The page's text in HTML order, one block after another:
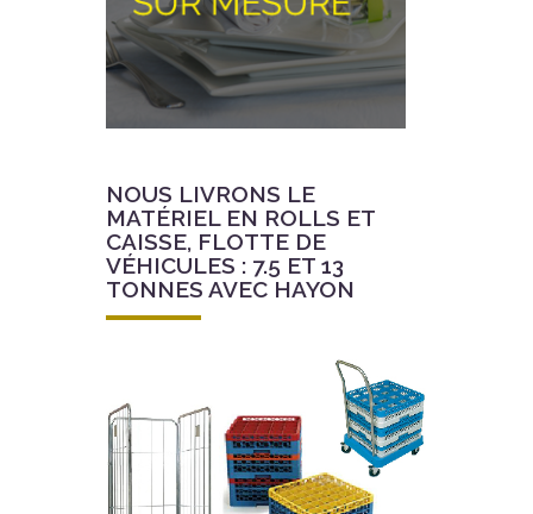
NOUS LIVRONS LE
MATÉRIEL EN ROLLS ET
CAISSE, FLOTTE DE
VÉHICULES : 7.5 ET 13
TONNES AVEC HAYON